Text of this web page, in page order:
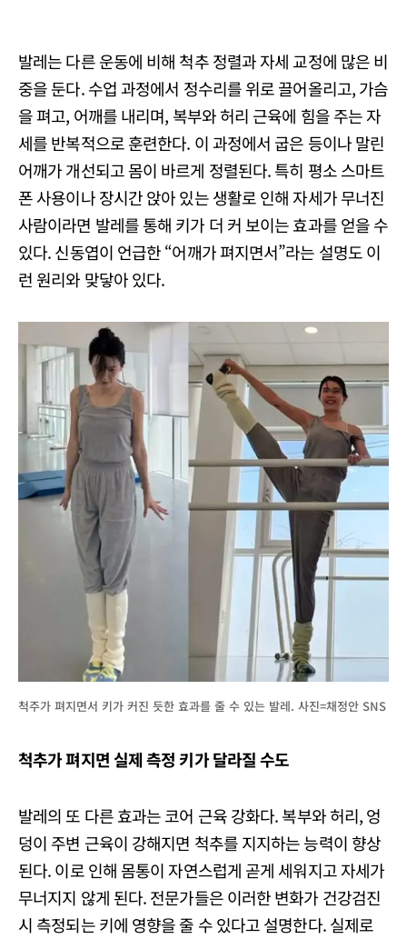
발레는 다른 운동에 비해 척추 정렬과 자세 교정에 많은 비
중을 둔다. 수업 과정에서 정수리를 위로 끌어올리고, 가슴
을 펴고, 어깨를 내리며, 복부와 허리 근육에 힘을 주는 자
세를 반복적으로 훈련한다. 이 과정에서 굽은 등이나 말린
어깨가 개선되고 몸이 바르게 정렬된다. 특히 평소 스마트
폰 사용이나 장시간 앉아 있는 생활로 인해 자세가 무너진
사람이라면 발레를 통해 키가 더 커 보이는 효과를 얻을 수
있다. 신동엽이 언급한 “어깨가 펴지면서”라는 설명도 이
런 원리와 맞닿아 있다.
척주가 펴지면서 키가 커진 듯한 효과를 줄 수 있는 발레. 사진=채정안 SNS
척추가 펴지면 실제 측정 키가 달라질 수도
발레의 또 다른 효과는 코어 근육 강화다. 복부와 허리, 엉
덩이 주변 근육이 강해지면 척추를 지지하는 능력이 향상
된다. 이로 인해 몸통이 자연스럽게 곧게 세워지고 자세가
무너지지 않게 된다. 전문가들은 이러한 변화가 건강검진
시 측정되는 키에 영향을 줄 수 있다고 설명한다. 실제로